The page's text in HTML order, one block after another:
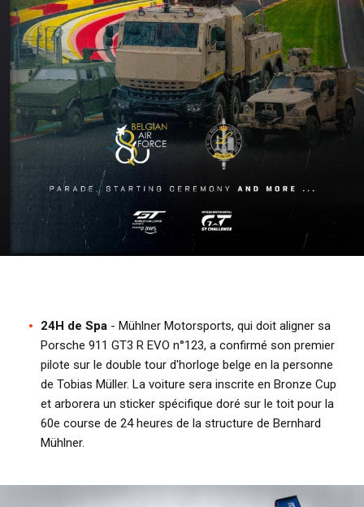
24H de Spa - Mühlner Motorsports, qui doit aligner sa
Porsche 911 GT3 R EVO n°123, a confirmé son premier
pilote sur le double tour d'horloge belge en la personne
de Tobias Müller. La voiture sera inscrite en Bronze Cup
et arborera un sticker spécifique doré sur le toit pour la
60e course de 24 heures de la structure de Bernhard
Mühlner.